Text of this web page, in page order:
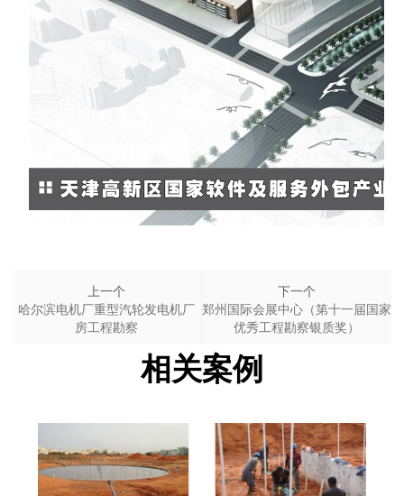
上一个
哈尔滨电机厂重型汽轮发电机厂
房工程勘察
下一个
郑州国际会展中心（第十一届国家
优秀工程勘察银质奖）
相关案例